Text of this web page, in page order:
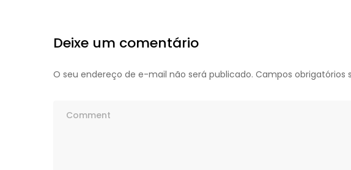
Deixe um comentário
O seu endereço de e-mail não será publicado. Campos obrigatórios